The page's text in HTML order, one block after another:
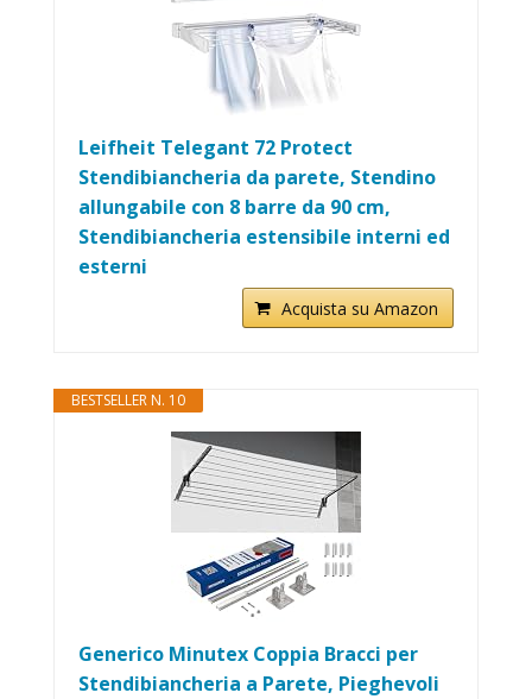
Leifheit Telegant 72 Protect
Stendibiancheria da parete, Stendino
allungabile con 8 barre da 90 cm,
Stendibiancheria estensibile interni ed
esterni
Acquista su Amazon
BESTSELLER N. 10
Generico Minutex Coppia Bracci per
Stendibiancheria a Parete, Pieghevoli